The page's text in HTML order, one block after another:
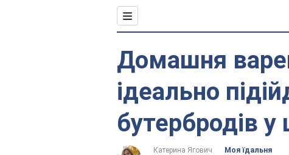
Домашня
ідеально
бутербродів
Катерина Ягович
Моя їдальня